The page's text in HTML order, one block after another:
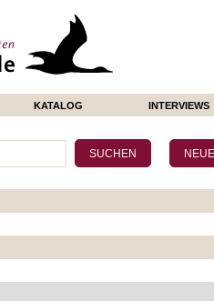
KATALOG INTERVIEWS